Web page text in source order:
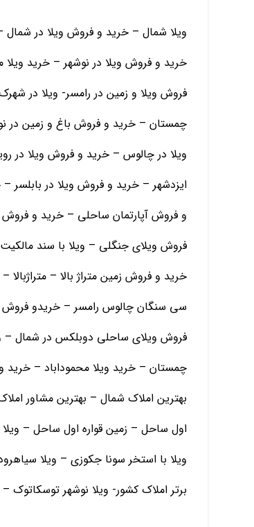
ویلا شمال – خرید و فروش ویلا در
خرید و فروش ویلا در نوشهر – خرید
چمستان – خرید و فروش باغ و زمین در
ویلا در چالوس – خرید و فروش ویلا در
ایزدشهر – خرید و فروش ویلا در
و فروش آپارتمان ساحلی – خرید و
فروش ویلای جنگلی – ویلا با سند
خرید و فروش زمین متراژ بالا –
سی سنگان چالوس رامسر – خریدو
فروش ویلای ساحلی دوبلکس در شمال –
چمستان – خرید ویلا محموداباد – خرید
بهترین املاک شمال – بهترین مشاور
اول ساحل – زمین قواره اول ساحل –
ویلا با استخر سونا جکوزی – ویلا
برتر املاک کشور- ویلا نوشهر توسکاتوک